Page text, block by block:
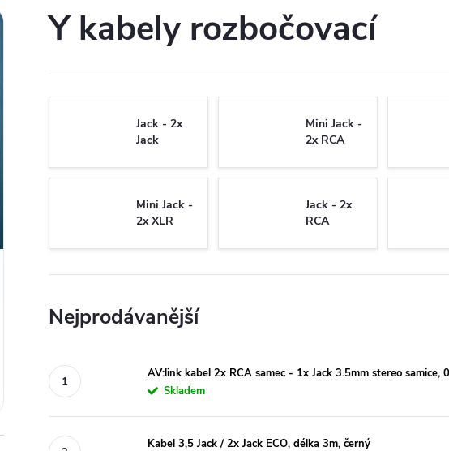
Y kabely rozbočovací
Jack - 2x
Jack
Mini Jack -
2x RCA
Mini Jack -
2x XLR
Jack - 2x
RCA
Nejprodávanější
AV:link kabel 2x RCA samec - 1x Jack 3.5mm stereo samice,
Skladem
Kabel 3,5 Jack / 2x Jack ECO, délka 3m, černý